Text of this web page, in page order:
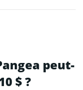
peut-
$ ?